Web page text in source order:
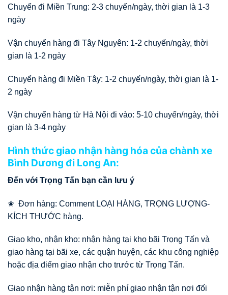
Chuyển đi Miền Trung: 2-3 chuyến/ngày, thời gian là 1-3
ngày
Vận chuyển hàng đi Tây Nguyên: 1-2 chuyến/ngày, thời
gian là 1-2 ngày
Chuyển hàng đi Miền Tây: 1-2 chuyến/ngày, thời gian là 1-
2 ngày
Vận chuyển hàng từ Hà Nội đi vào: 5-10 chuyến/ngày, thời
gian là 3-4 ngày
Hình thức giao nhận hàng hóa của chành xe
Bình Dương đi Long An:
Đến với Trọng Tấn bạn cần lưu ý
✬ Đơn hàng: Comment LOẠI HÀNG, TRỌNG LƯỢNG-
KÍCH THƯỚC hàng.
Giao kho, nhận kho: nhận hàng tại kho bãi Trọng Tấn và
giao hàng tại bãi xe, các quận huyện, các khu công nghiệp
hoặc địa điểm giao nhận cho trước từ Trọng Tấn.
Giao nhận hàng tận nơi: miễn phí giao nhận tận nơi đối